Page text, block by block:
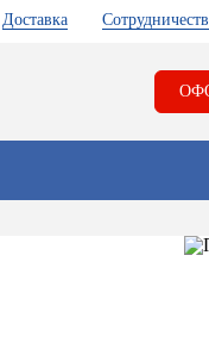
Доставка